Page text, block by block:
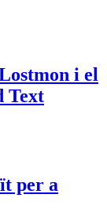
i el
Text
per a